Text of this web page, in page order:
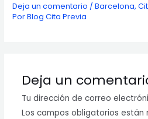
Deja un comentario /Barcelona,
PorBlog Cita Previa
Deja un
Tu dirección de correo
Los campos obligatorios están